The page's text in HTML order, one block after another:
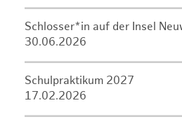
Schlosser*in auf der Insel
30.06.2026
Schulpraktikum 2027
17.02.2026